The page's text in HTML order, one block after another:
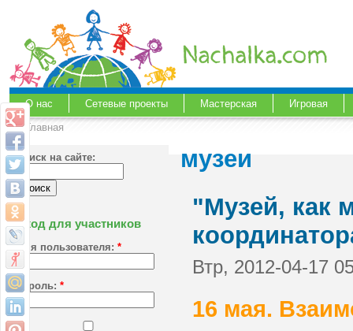
О нас Сетевые проекты Мастерская
Игровая
Главная
Поиск на сайте:
Вход для участников
Имя пользователя: *
Пароль: *
музеи
"Музей, как
Втр, 2012-04-17
16 мая.